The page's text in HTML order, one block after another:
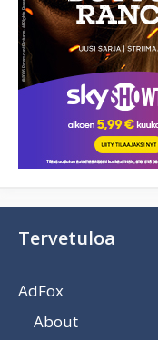
Tervetuloa
AdFox
About